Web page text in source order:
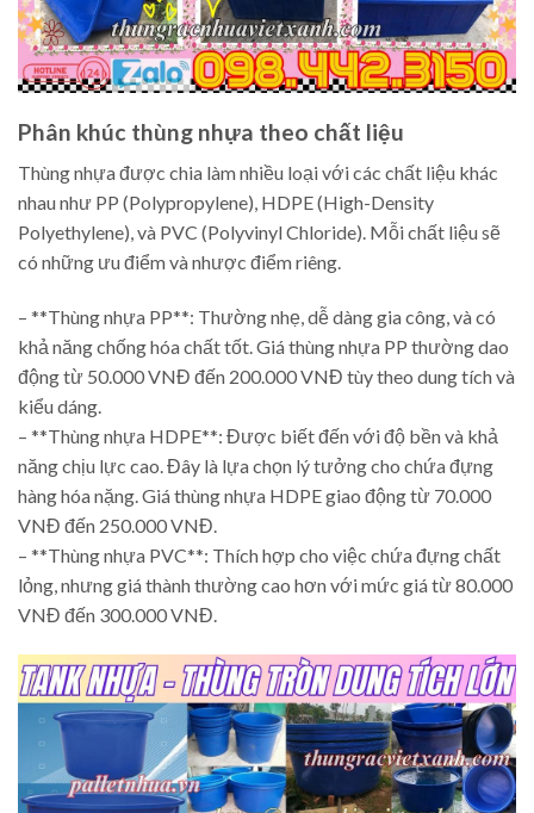
Phân khúc thùng nhựa theo chất liệu
Thùng nhựa được chia làm nhiều loại với các chất liệu khác
nhau như PP (Polypropylene), HDPE (High-Density
Polyethylene), và PVC (Polyvinyl Chloride). Mỗi chất liệu sẽ
có những ưu điểm và nhược điểm riêng.
– **Thùng nhựa PP**: Thường nhẹ, dễ dàng gia công, và có
khả năng chống hóa chất tốt. Giá thùng nhựa PP thường dao
động từ 50.000 VNĐ đến 200.000 VNĐ tùy theo dung tích và
kiểu dáng.
– **Thùng nhựa HDPE**: Được biết đến với độ bền và khả
năng chịu lực cao. Đây là lựa chọn lý tưởng cho chứa đựng
hàng hóa nặng. Giá thùng nhựa HDPE giao động từ 70.000
VNĐ đến 250.000 VNĐ.
– **Thùng nhựa PVC**: Thích hợp cho việc chứa đựng chất
lỏng, nhưng giá thành thường cao hơn với mức giá từ 80.000
VNĐ đến 300.000 VNĐ.